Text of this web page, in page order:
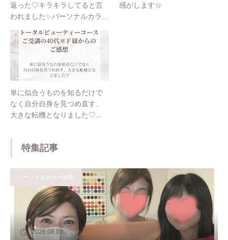
返った♡キラキラしてると言
われました✨パーソナルカラー
感がします☆
単に似合うものを知るだけで
なく自分自身を見つめ直す、
大きな転機となりました♡パ
ふじみ野
特集記事
パーソナルカラー診断
2026.08.03